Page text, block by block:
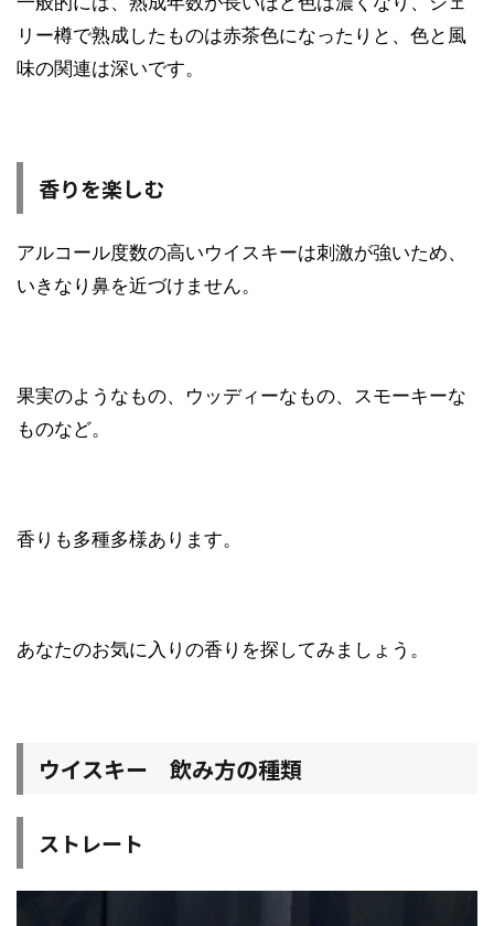
リー樽で熟成したものは赤茶色になったりと、色と風
味の関連は深いです。
香りを楽しむ
アルコール度数の高いウイスキーは刺激が強いため、
いきなり鼻を近づけません。
果実のようなもの、ウッディーなもの、スモーキーな
ものなど。
香りも多種多様あります。
あなたのお気に入りの香りを探してみましょう。
ウイスキー 飲み方の種類
ストレート